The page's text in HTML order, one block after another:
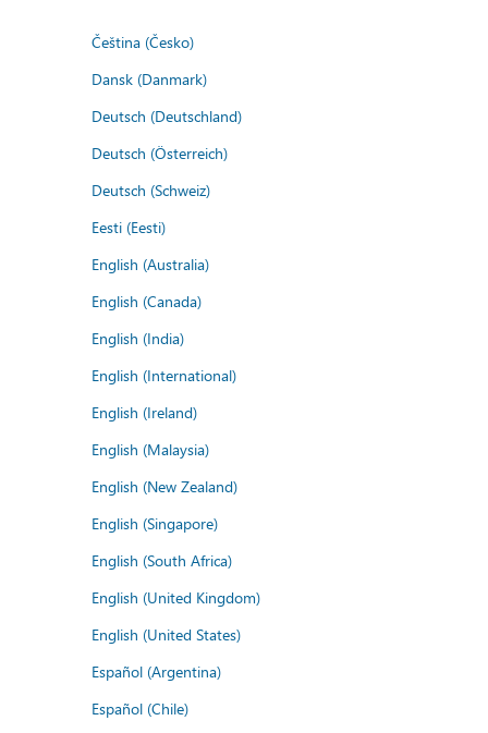
Čeština (Česko)
Dansk (Danmark)
Deutsch (Deutschland)
Deutsch (Österreich)
Deutsch (Schweiz)
Eesti (Eesti)
English (Australia)
English (Canada)
English (India)
English (International)
English (Ireland)
English (Malaysia)
English (New Zealand)
English (Singapore)
English (South Africa)
English (United Kingdom)
English (United States)
Español (Argentina)
Español (Chile)